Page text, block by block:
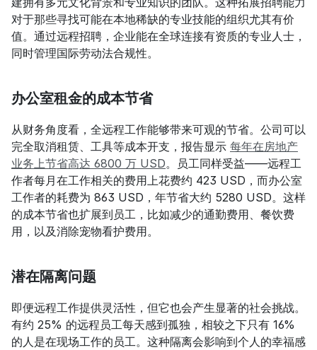
对于那些寻找可能在本地稀缺的专业技能的组织尤其有价
值。通过远程招聘，企业能在全球连接有资质的专业人士，
同时管理国际劳动法合规性。
办公室租金的成本节省
从财务角度看，全远程工作能够带来可观的节省。公司可以
完全取消租赁、工具等成本开支，报告显示 每年在房地产
业务上节省高达 6800 万 USD。员工同样受益——远程工
作者每月在工作相关的费用上花费约 423 USD，而办公室
工作者的耗费为 863 USD，年节省大约 5280 USD。这样
的成本节省也扩展到员工，比如减少的通勤费用、餐饮费
用，以及消除宠物看护费用。
潜在隔离问题
即便远程工作提供灵活性，但它也会产生显著的社会挑战。
有约 25% 的远程员工每天感到孤独，相较之下只有 16%
的人是在现场工作的员工。这种隔离会影响到个人的幸福感